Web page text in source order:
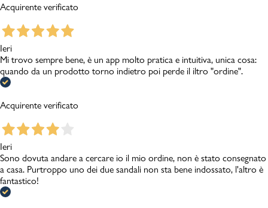
Acquirente verificato
Ieri
Mi trovo sempre bene, è un app molto pratica e intuitiva, unica cosa:
quando da un prodotto torno indietro poi perde il iltro "ordine".
Acquirente verificato
Ieri
Sono dovuta andare a cercare io il mio ordine, non è stato consegnato
a casa. Purtroppo uno dei due sandali non sta bene indossato, l'altro è
fantastico!